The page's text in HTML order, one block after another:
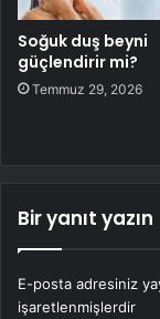
Soğuk duş beyni
güçlendirir mi?
Temmuz 29, 2026
Bir yanıt yazın
E-posta adresiniz
işaretlenmişlerdir